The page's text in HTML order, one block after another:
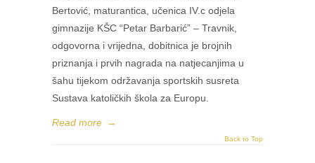
Bertović, maturantica, učenica IV.c odjela
gimnazije KŠC “Petar Barbarić” – Travnik,
odgovorna i vrijedna, dobitnica je brojnih
priznanja i prvih nagrada na natjecanjima u
šahu tijekom održavanja sportskih susreta
Sustava katoličkih škola za Europu.
Read more →
Back to Top